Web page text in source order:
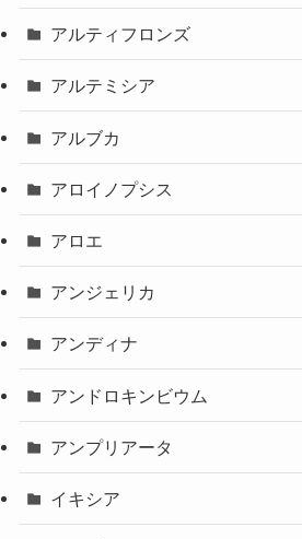
アルティフロンズ
アルテミシア
アルブカ
アロイノプシス
アロエ
アンジェリカ
アンディナ
アンドロキンビウム
アンプリアータ
イキシア